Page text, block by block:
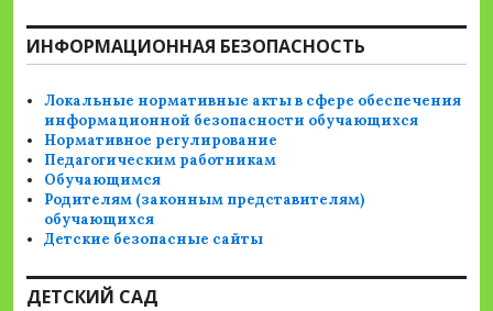
ИНФОРМАЦИОННАЯ БЕЗОПАСНОСТЬ
Локальные нормативные акты в сфере обеспечения
информационной безопасности обучающихся
Нормативное регулирование
Педагогическим работникам
Обучающимся
Родителям (законным представителям)
обучающихся
Детские безопасные сайты
ДЕТСКИЙ САД